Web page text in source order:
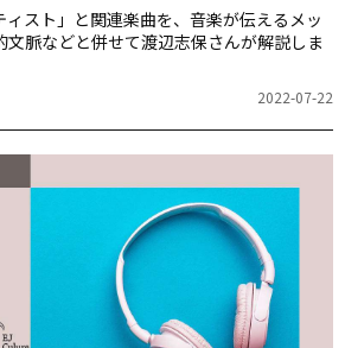
ィスト」と関連楽曲を、音楽が伝えるメッ
脈などと併せて渡辺志保さんが解説しま
2022-07-22